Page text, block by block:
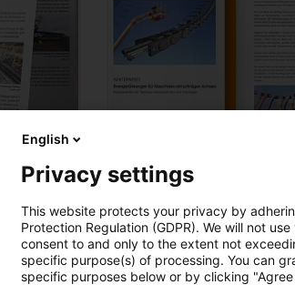
Vzdušné
dodávka energie pro
Hybridní energetické
English
Privacy settings
This website protects your privacy by
Protection Regulation (GDPR). We will not
consent to and only to the extent not
specific purpose(s) of processing. You can
specific purposes below or by clicking "Agree